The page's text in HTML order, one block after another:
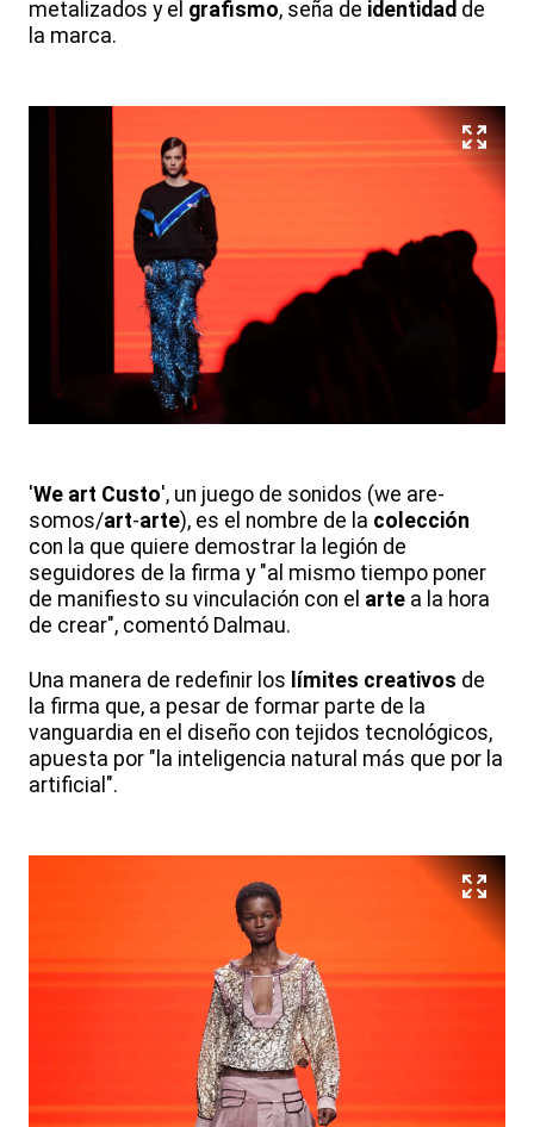
metalizados y el grafismo, seña de identidad de
la marca.
'We art Custo', un juego de sonidos (we are-
somos/art-arte), es el nombre de la colección
con la que quiere demostrar la legión de
seguidores de la firma y "al mismo tiempo poner
de manifiesto su vinculación con el arte a la hora
de crear", comentó Dalmau.
Una manera de redefinir los límites creativos de
la firma que, a pesar de formar parte de la
vanguardia en el diseño con tejidos tecnológicos,
apuesta por "la inteligencia natural más que por la
artificial".